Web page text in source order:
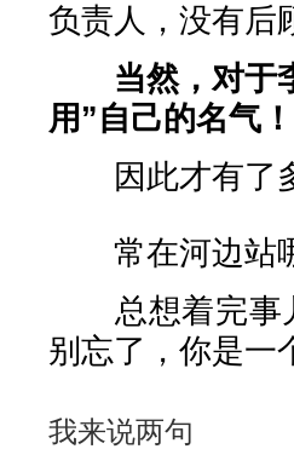
负责人，没有后
当然，对于
用”自己的名气！
因此才有了多
常在河边站
总想着完事儿
别忘了，你是一
我来说两句